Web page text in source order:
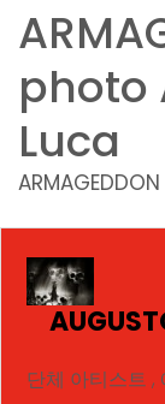
photo
Luca
단체 아티스트